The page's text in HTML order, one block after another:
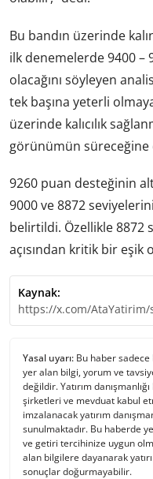
Bu bandın üzerinde
ilk denemelerde 9400 –
olacağını söyleyen
tek başına yeterli
üzerinde kalıcılık
görünümün süreceğine
9260 puan desteğinin
9000 ve 8872
belirtildi. Özellikle 8872
açısından kritik bir eşik
Kaynak:
https://x.com/AtaYatirim/
Yasal uyarı: Bu haber sadece
yer alan bilgi, yorum ve
değildir. Yatırım
şirketleri ve mevduat kabul
imzalanacak yatırım
sunulmaktadır. Bu haberde
ve getiri tercihinize uygun
alan bilgilere dayanarak
sonuçlar doğurmayabilir.